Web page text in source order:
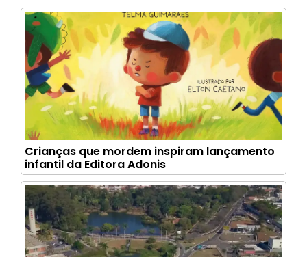
Crianças que mordem inspiram lançamento
infantil da Editora Adonis